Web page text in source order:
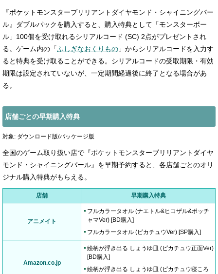
『ポケットモンスターブリリアントダイヤモンド・シャイニングパー
ル』ダブルパックを購入すると、購入特典として「モンスターボー
ル」100個を受け取れるシリアルコード (SC) 2点がプレゼントされ
る。ゲーム内の「ふしぎなおくりもの 」からシリアルコードを入力す
ると特典を受け取ることができる。シリアルコードの受取期限・有効
期限は設定されていないが、一定期間経過後に終了となる場合があ
る。
店舗ごとの早期購入特典
対象: ダウンロード版/パッケージ版
全国のゲーム取り扱い店で『ポケットモンスターブリリアントダイヤ
モンド・シャイニングパール』を早期予約すると、各店舗ごとのオリ
ジナル購入特典がもらえる。
店舗 早期購入特典
アニメイト
フルカラータオル (ナエトル&ヒコザル&ポッチ
ャマVer) [BD購入]
フルカラータオル (ピカチュウVer) [SP購入]
Amazon.co.jp
絵柄が浮き出る しょうゆ皿 (ピカチュウ正面Ver)
[BD購入]
絵柄が浮き出る しょうゆ皿 (ピカチュウ寝ころ